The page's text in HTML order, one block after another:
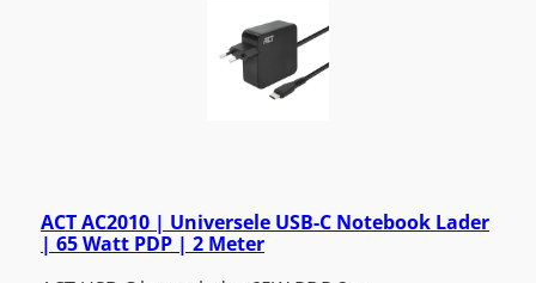
ACT AC2010 | Universele USB-C Notebook Lader
| 65 Watt PDP | 2 Meter